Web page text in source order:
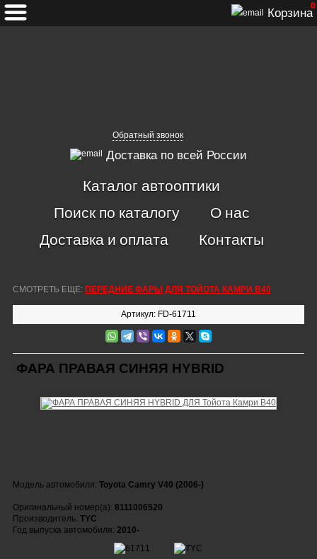
Обратный звонок
Доставка по всей России
Корзина
0
Каталог автооптики
Поиск по каталогу
О нас
Доставка и оплата
Контакты
СМОТРЕТЬ ЕЩЕ: ПЕРЕДНИЕ ФАРЫ ДЛЯ ТОЙОТА КАМРИ В40
Артикул: FD-61711
ФАРА ПРАВАЯ СИНЯЯ HYBRID
Модель автомобиля: Toyota Camry V40 (2006-)
Оригинальный номер(а): 8111006520
Производитель: TYC
Год выпуска автомобиля: 2010-